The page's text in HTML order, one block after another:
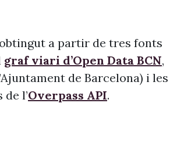
a partir de tres fonts
graf viari d’Open Data BCN,
de Barcelona) i les
l’Overpass API.